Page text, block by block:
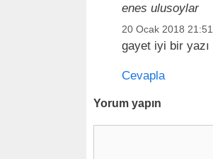
enes ulusoylar
20 Ocak 2018 21:51
gayet iyi bir yazı
Cevapla
Yorum yapın